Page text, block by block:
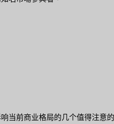
当前商业格局的几个值得注意